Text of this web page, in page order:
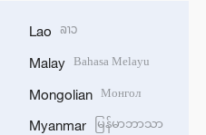
Lao ລາວ
Malay Bahasa Melayu
Mongolian Монгол
Myanmar မြန်မာဘာသာ